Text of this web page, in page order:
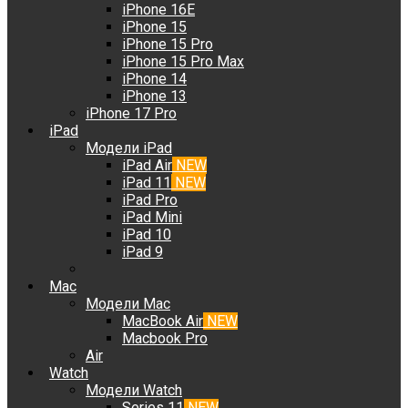
iPhone 16E
iPhone 15
iPhone 15 Pro
iPhone 15 Pro Max
iPhone 14
iPhone 13
iPhone 17 Pro
iPad
Модели iPad
iPad Air NEW
iPad 11 NEW
iPad Pro
iPad Mini
iPad 10
iPad 9
Mac
Модели Mac
MacBook Air NEW
Macbook Pro
Air
Watch
Модели Watch